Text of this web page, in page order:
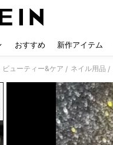
おすすめ 新作アイテム
ビューティー&ケア / ネイル用品 /